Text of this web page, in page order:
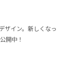
ザイン。新しくなっ
開中！